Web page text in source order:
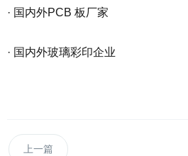
· 国内外PCB 板厂家
· 国内外玻璃彩印企业
上一篇